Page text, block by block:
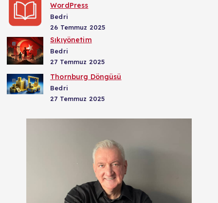
WordPress
Bedri
26 Temmuz 2025
Sıkıyönetim
Bedri
27 Temmuz 2025
Thornburg Döngüsü
Bedri
27 Temmuz 2025